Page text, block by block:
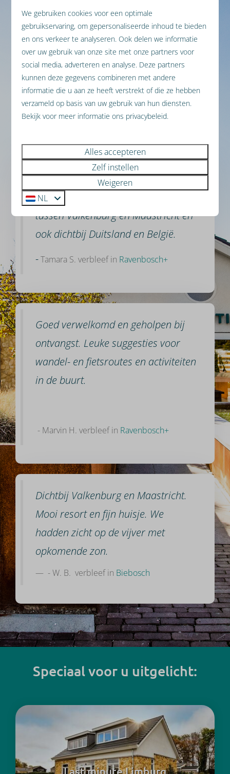
3878 beoordelingen
8,3
Onze gasten geven ons
gemiddeld een 8,3.
Mooi wandelgebied! Net huisje met
moderne inrichting. Fijne ligging
tussen Valkenburg en Maastricht en
ook dichtbij Duitsland en België.
-Tamara S. verbleef in Ravenbosch+
Goed verwelkomd en geholpen bij
ontvangst. Leuke suggesties voor
wandel- en fietsroutes en activiteiten
in de buurt.
- Marvin H. verbleef in Ravenbosch+
Dichtbij Valkenburg en Maastricht.
Mooi resort en fijn huisje. We
hadden zicht op de vijver met
opkomende zon.
- W. B. verbleef in Biebosch
Speciaal voor u uitgelicht:
Last minute Limburg
We gebruiken cookies voor een optimale
gebruikservaring, om gepersonaliseerde inhoud te bieden
en ons verkeer te analyseren. Ook delen we informatie
over uw gebruik van onze site met onze partners voor
social media, adverteren en analyse. Deze partners
kunnen deze gegevens combineren met andere
informatie die u aan ze heeft verstrekt of die ze hebben
verzameld op basis van uw gebruik van hun diensten.
Bekijk voor meer informatie ons privacybeleid.
Alles accepteren
Zelf instellen
Weigeren
NL